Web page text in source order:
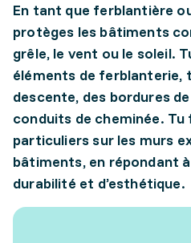
En tant que ferblantière
protèges les bâtiments
grêle, le vent ou le soleil.
éléments de ferblanterie,
descente, des bordures
conduits de cheminée.
particuliers sur les murs
bâtiments, en répondant
durabilité et d’esthétique.